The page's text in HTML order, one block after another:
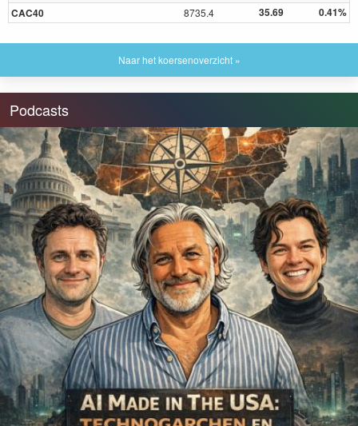
CAC40
8735.4 35.69 0.41%
Naar het koersenoverzicht »
Podcasts